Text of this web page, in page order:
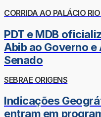
CORRIDA AO PALÁCIO
PDT e MDB
Abib ao Governo e
Senado
SEBRAE ORIGENS
Indicações
entram em